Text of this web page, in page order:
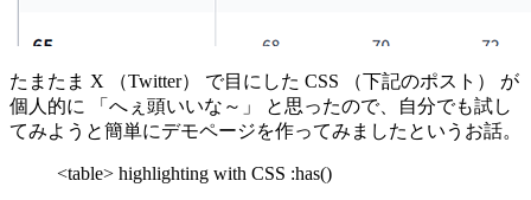
たまたま X （Twitter） で目にした CSS （下記のポスト） が
個人的に 「へぇ頭いいな～」 と思ったので、自分でも試し
てみようと簡単にデモページを作ってみましたというお話。
<table> highlighting with CSS :has()